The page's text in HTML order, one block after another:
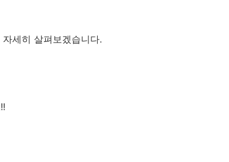
세히 살펴보겠습니다.